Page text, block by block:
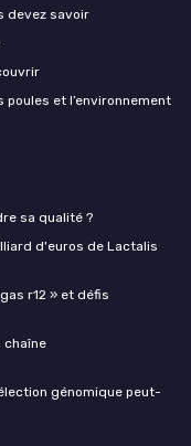
devez savoir
et l’environnement
sa qualité ?
d'euros de Lactalis
r12 » et défis
chaîne
génomique peut-